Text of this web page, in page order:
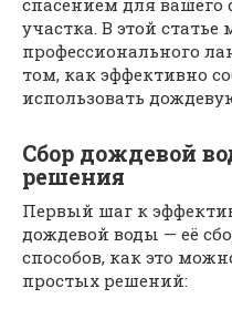
спасением для вашего
участка. В этой
профессионального
том, как эффективно
использовать
Сбор дождевой
решения
Первый шаг к
дождевой воды — её
способов, как это
простых решений: